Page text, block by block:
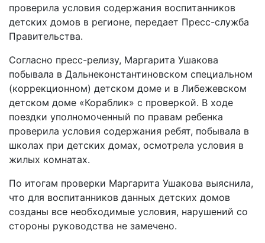
проверила условия содержания воспитанников
детских домов в регионе, передает Пресс-служба
Правительства.
Согласно пресс-релизу, Маргарита Ушакова
побывала в Дальнеконстантиновском специальном
(коррекционном) детском доме и в Либежевском
детском доме «Кораблик» с проверкой. В ходе
поездки уполномоченный по правам ребенка
проверила условия содержания ребят, побывала в
школах при детских домах, осмотрела условия в
жилых комнатах.
По итогам проверки Маргарита Ушакова выяснила,
что для воспитанников данных детских домов
созданы все необходимые условия, нарушений со
стороны руководства не замечено.